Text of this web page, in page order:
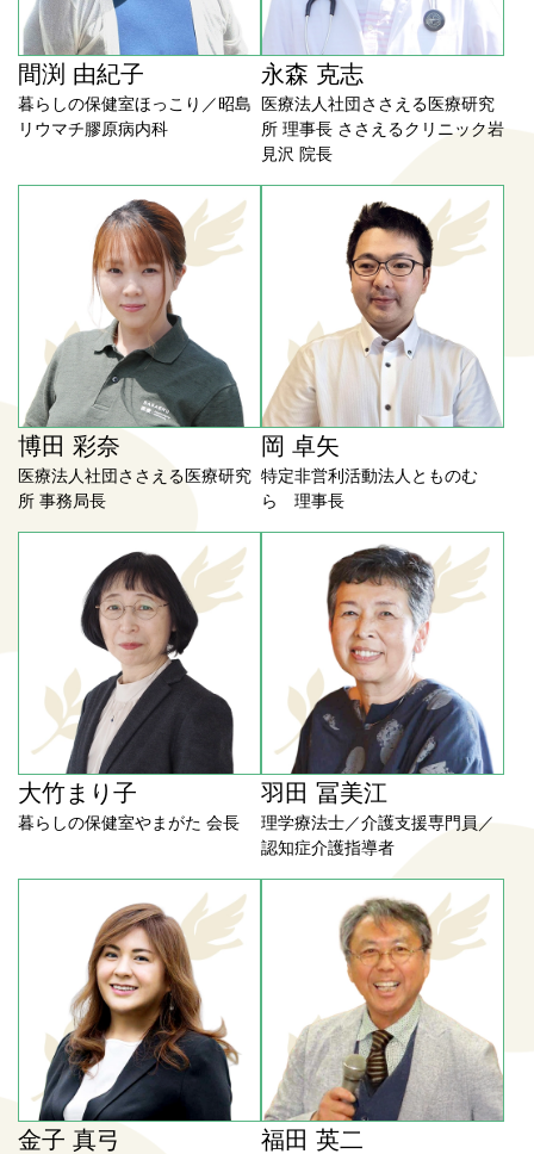
間渕 由紀子
暮らしの保健室ほっこり／昭島
リウマチ膠原病内科
永森 克志
医療法人社団ささえる医療研究
所 理事長 ささえるクリニック岩
見沢 院長
博田 彩奈
医療法人社団ささえる医療研究
所 事務局長
岡 卓矢
特定非営利活動法人とものむ
ら 理事長
大竹まり子
暮らしの保健室やまがた 会長
羽田 冨美江
理学療法士／介護支援専門員／
認知症介護指導者
金子 真弓 福田 英二